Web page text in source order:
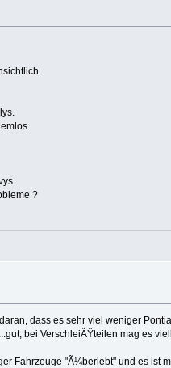
?
dass es sehr viel weniger
bei VerschleiÃŸteilen mag es
Fahrzeuge "Ã¼berlebt" und es ist